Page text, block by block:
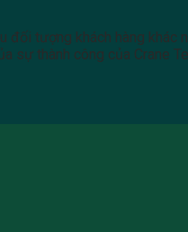
tượng khách hàng khác
sự thành công của Crane